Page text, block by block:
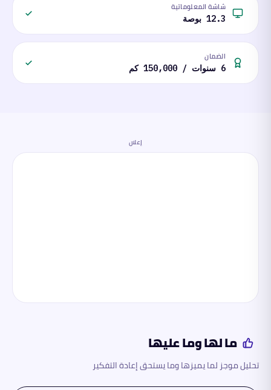
شاشة المعلوماتية
12.3 بوصة
الضمان
6 سنوات / 150,000 كم
إعلان
ما لها وما عليها
تحليل موجز لما يميزها وما يستحق إعادة التفكير